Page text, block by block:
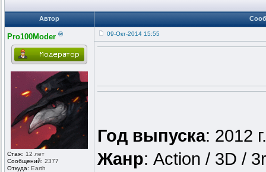
Автор
Pro100Moder ®
Стаж: 12 лет
Сообщений: 2377
Откуда: Earth
09-Окт-2014 15:55
Год выпуска: 2012 г.
Жанр: Action / 3D /